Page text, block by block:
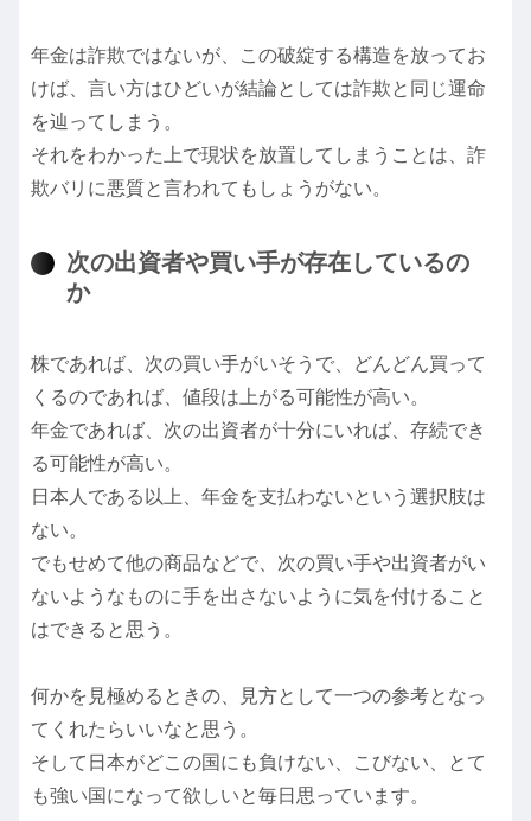
年金は詐欺ではないが、この破綻する構造を放ってお
けば、言い方はひどいが結論としては詐欺と同じ運命
を辿ってしまう。
それをわかった上で現状を放置してしまうことは、詐
欺バリに悪質と言われてもしょうがない。
次の出資者や買い手が存在しているの
か
株であれば、次の買い手がいそうで、どんどん買って
くるのであれば、値段は上がる可能性が高い。
年金であれば、次の出資者が十分にいれば、存続でき
る可能性が高い。
日本人である以上、年金を支払わないという選択肢は
ない。
でもせめて他の商品などで、次の買い手や出資者がい
ないようなものに手を出さないように気を付けること
はできると思う。
何かを見極めるときの、見方として一つの参考となっ
てくれたらいいなと思う。
そして日本がどこの国にも負けない、こびない、とて
も強い国になって欲しいと毎日思っています。